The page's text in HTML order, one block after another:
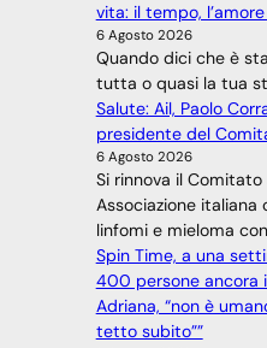
vita: il tempo,
6 Agosto 2026
Quando dici che è
tutta o quasi la tua
Salute: Ail, Paolo
presidente del
6 Agosto 2026
Si rinnova il
Associazione italiana
linfomi e mieloma
Spin Time, a una
400 persone ancora
Adriana, “non è
tetto subito””